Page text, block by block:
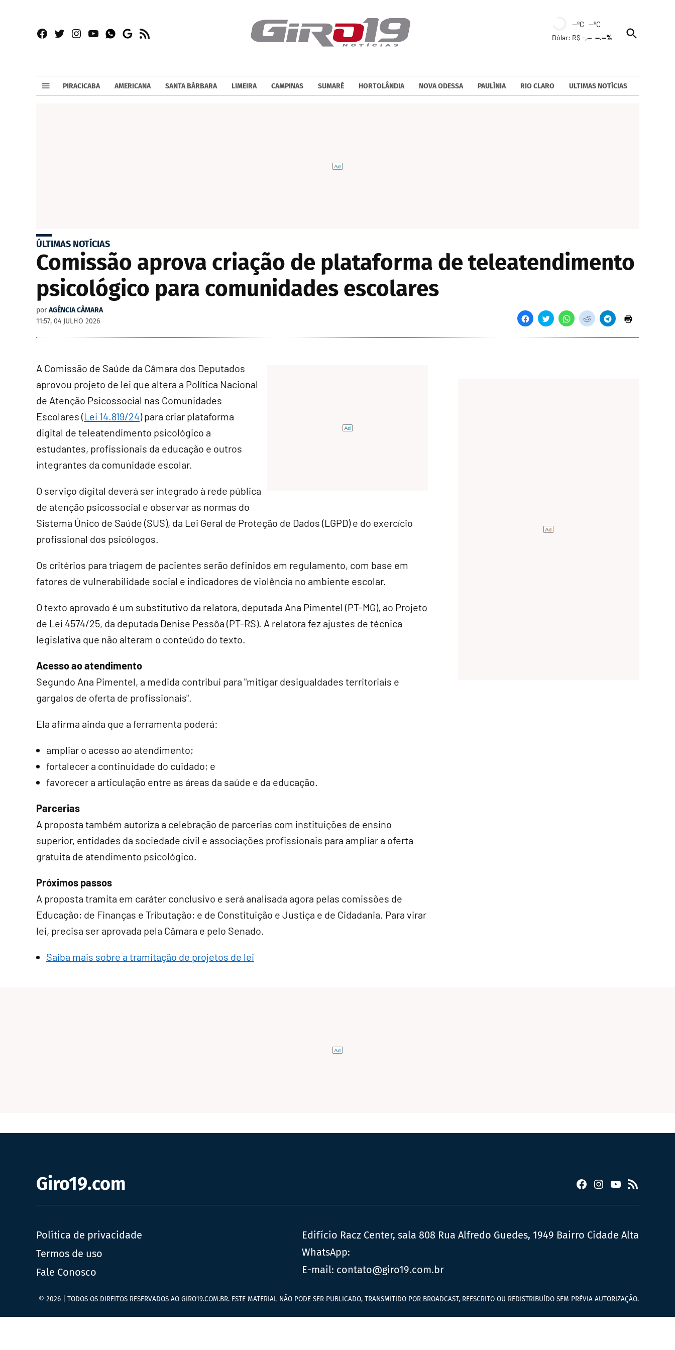
Facebook
TwitterInstagram
YouTubeWhatsapp
Google
RSS
--ºC --ºC
Dólar: R$ -,----.--%
Open
Search
PIRACICABA AMERICANA SANTA BÁRBARA LIMEIRA CAMPINAS SUMARÉ HORTOLÂNDIA NOVA ODESSA PAULÍNIA RIO CLARO ULTIMAS NOTÍCIAS
ÚLTIMAS NOTÍCIAS
Comissão aprova criação de plataforma de teleatendimento
psicológico para comunidades escolares
por AGÊNCIA CÂMARA
11:57, 04 JULHO 2026
A Comissão de Saúde da Câmara dos Deputados
aprovou projeto de lei que altera a Política Nacional
de Atenção Psicossocial nas Comunidades
Escolares (Lei 14.819/24) para criar plataforma
digital de teleatendimento psicológico a
estudantes, profissionais da educação e outros
integrantes da comunidade escolar.
O serviço digital deverá ser integrado à rede pública
de atenção psicossocial e observar as normas do
Sistema Único de Saúde (SUS), da Lei Geral de Proteção de Dados (LGPD) e do exercício
profissional dos psicólogos.
Os critérios para triagem de pacientes serão definidos em regulamento, com base em
fatores de vulnerabilidade social e indicadores de violência no ambiente escolar.
O texto aprovado é um substitutivo da relatora, deputada Ana Pimentel (PT-MG), ao Projeto
de Lei 4574/25, da deputada Denise Pessôa (PT-RS). A relatora fez ajustes de técnica
legislativa que não alteram o conteúdo do texto.
Acesso ao atendimento
Segundo Ana Pimentel, a medida contribui para "mitigar desigualdades territoriais e
gargalos de oferta de profissionais".
Ela afirma ainda que a ferramenta poderá:
ampliar o acesso ao atendimento;
fortalecer a continuidade do cuidado; e
favorecer a articulação entre as áreas da saúde e da educação.
Parcerias
A proposta também autoriza a celebração de parcerias com instituições de ensino
superior, entidades da sociedade civil e associações profissionais para ampliar a oferta
gratuita de atendimento psicológico.
Próximos passos
A proposta tramita em caráter conclusivo e será analisada agora pelas comissões de
Educação; de Finanças e Tributação; e de Constituição e Justiça e de Cidadania. Para virar
lei, precisa ser aprovada pela Câmara e pelo Senado.
Saiba mais sobre a tramitação de projetos de lei
Giro19.com Facebook
Instagram
YouTube
RSS
Política de privacidade
Termos de uso
Fale Conosco
Edifício Racz Center, sala 808 Rua Alfredo Guedes, 1949 Bairro Cidade Alta
WhatsApp:
E-mail: contato@giro19.com.br
© 2026 | TODOS OS DIREITOS RESERVADOS AO GIRO19.COM.BR. ESTE MATERIAL NÃO PODE SER PUBLICADO, TRANSMITIDO POR BROADCAST, REESCRITO OU REDISTRIBUÍDO SEM PRÉVIA AUTORIZAÇÃO.